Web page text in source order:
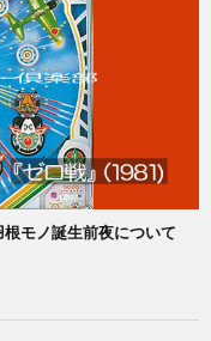
モノ誕生前夜について